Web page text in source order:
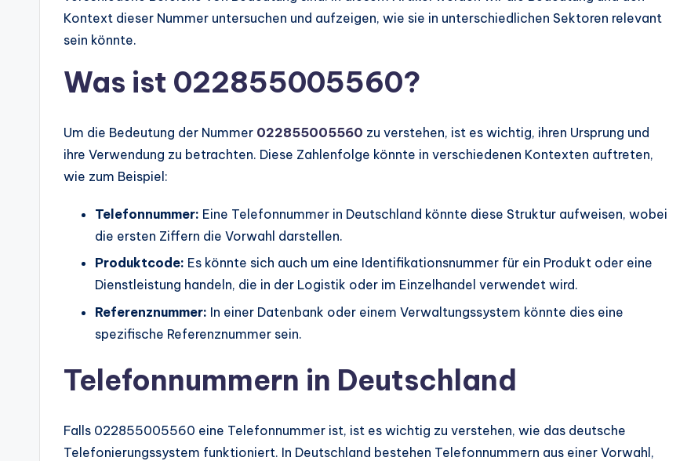
Kontext dieser Nummer untersuchen und aufzeigen, wie sie in unterschiedlichen Sektoren relevant
sein könnte.
Was ist 022855005560?
Um die Bedeutung der Nummer 022855005560 zu verstehen, ist es wichtig, ihren Ursprung und
ihre Verwendung zu betrachten. Diese Zahlenfolge könnte in verschiedenen Kontexten auftreten,
wie zum Beispiel:
Telefonnummer: Eine Telefonnummer in Deutschland könnte diese Struktur aufweisen, wobei
die ersten Ziffern die Vorwahl darstellen.
Produktcode: Es könnte sich auch um eine Identifikationsnummer für ein Produkt oder eine
Dienstleistung handeln, die in der Logistik oder im Einzelhandel verwendet wird.
Referenznummer: In einer Datenbank oder einem Verwaltungssystem könnte dies eine
spezifische Referenznummer sein.
Telefonnummern in Deutschland
Falls 022855005560 eine Telefonnummer ist, ist es wichtig zu verstehen, wie das deutsche
Telefonierungssystem funktioniert. In Deutschland bestehen Telefonnummern aus einer Vorwahl,